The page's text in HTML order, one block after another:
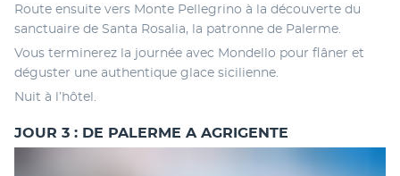
Route ensuite vers Monte Pellegrino à la découverte du
sanctuaire de Santa Rosalia, la patronne de Palerme.
Vous terminerez la journée avec Mondello pour flâner et
déguster une authentique glace sicilienne.
Nuit à l’hôtel.
JOUR 3 : DE PALERME A AGRIGENTE